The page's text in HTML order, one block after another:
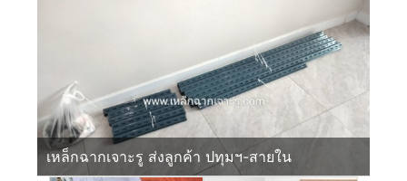
เหล็กฉากเจาะรู ส่งลูกค้า ปทุมฯ-สายใน